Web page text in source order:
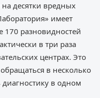
десятки вредных
имеет
170 разновидностей
в три раза
центрах. Это
в несколько
диагностику в одном